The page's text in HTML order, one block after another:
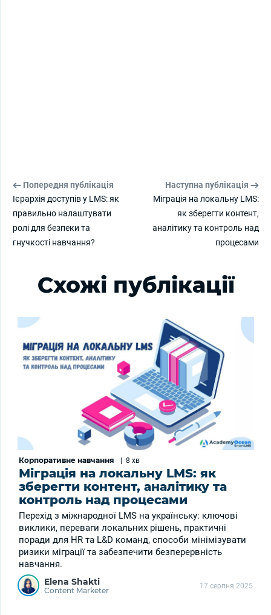
Попередня публікація
Ієрархія доступів у LMS: як
правильно налаштувати
ролі для безпеки та
гнучкості навчання?
Наступна публікація
Міграція на локальну LMS:
як зберегти контент,
аналітику та контроль над
процесами
Схожі публікації
Корпоративне навчання 8 хв
Міграція на локальну LMS: як
зберегти контент, аналітику та
контроль над процесами
Перехід з міжнародної LMS на українську: ключові
виклики, переваги локальних рішень, практичні
поради для HR та L&D команд, способи мінімізувати
ризики міграції та забезпечити безперервність
навчання.
Elena Shakti
Content Marketer 17 серпня 2025